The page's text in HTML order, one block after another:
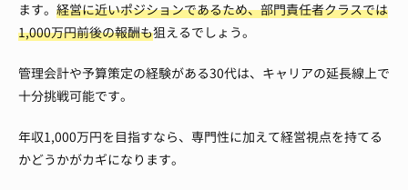
ます。 経営に近いポジションであるため、部門責任者クラスでは
1,000万円前後の報酬も狙えるでしょう。
管理会計や予算策定の経験がある30代は、キャリアの延長線上で
十分挑戦可能です。
年収1,000万円を目指すなら、専門性に加えて経営視点を持てる
かどうかがカギになります。